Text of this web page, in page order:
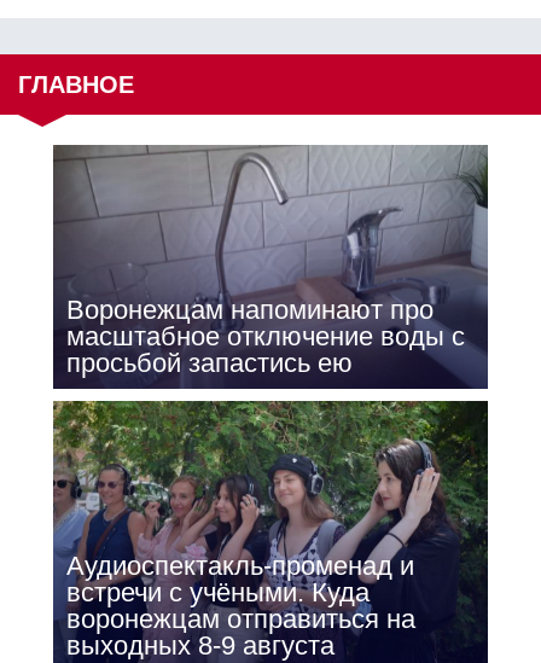
ГЛАВНОЕ
Воронежцам напоминают про
масштабное отключение воды с
просьбой запастись ею
Аудиоспектакль-променад и
встречи с учёными. Куда
воронежцам отправиться на
выходных 8-9 августа